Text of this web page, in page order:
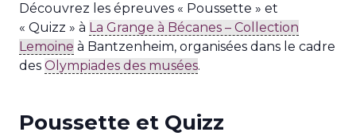
Découvrez les épreuves « Poussette » et
« Quizz » à La Grange à Bécanes – Collection
Lemoine à Bantzenheim, organisées dans le cadre
des Olympiades des musées.
Poussette et Quizz